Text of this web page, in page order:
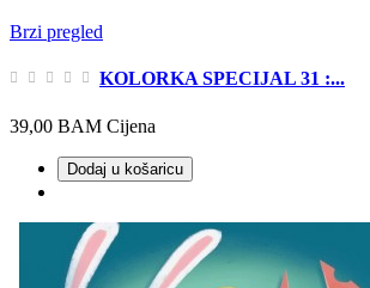
Brzi pregled
KOLORKA SPECIJAL 31 :...
39,00 BAM Cijena
Dodaj u košaricu